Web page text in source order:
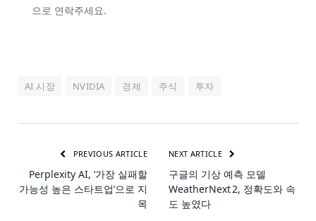
으로 연락주세요.
AI 시장 NVIDIA 경제 주식 투자
PREVIOUS ARTICLE
Perplexity AI, ‘가장 실패할
가능성 높은 스타트업’으로 지
목
NEXT ARTICLE
구글의 기상 예측 모델
WeatherNext 2, 정확도와 속
도 높였다